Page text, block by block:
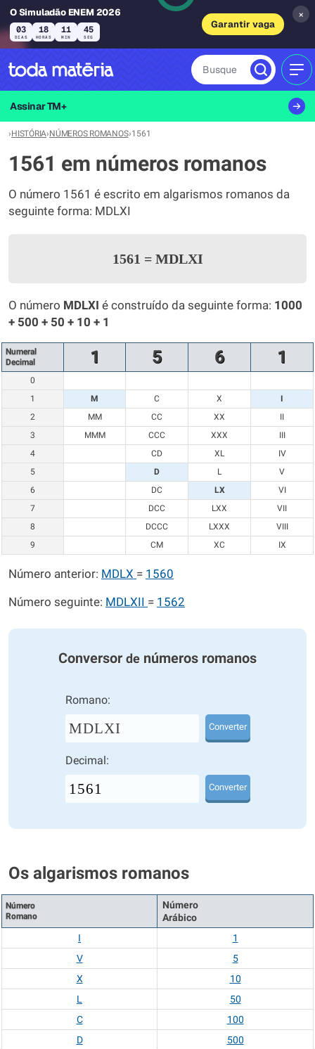
O Simuladão ENEM 2026
03
DIAS
18
HORAS
11
MIN
45
SEG
Garantir vaga
×
Busque
Assinar TM+
›HISTÓRIA›NÚMEROS ROMANOS›1561
1561 em números romanos
O número 1561 é escrito em algarismos romanos da
seguinte forma: MDLXI
1561 =MDLXI
O número MDLXI é construído da seguinte forma: 1000
+ 500 + 50 + 10 + 1
Numeral
Decimal
1 5 6 1
0
1
M C X
I
2
MM CC XX
II
3
MMM CCC XXX
III
4
CD XL
IV
5
D L
V
6
DC LX
VI
7
DCC LXX
VII
8
DCCC LXXX
VIII
9
CM XC IX
Número anterior: MDLX = 1560
Número seguinte: MDLXII = 1562
Conversor de números romanos
Romano:
MDLXI Converter
Decimal:
Converter
Os algarismos romanos
Número
Romano
Número
Arábico
I
1
V
5
X
10
L
50
C
100
D
500